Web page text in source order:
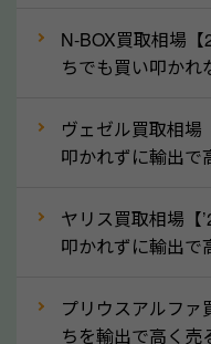
なら廃車の車も適正
拒否となった車も価
でも高価買取が可能
はWebで簡単にでき
実績」で確認できま
⑤車内の簡単な
しばらく乗っていな
N-BOX買取相場
ちでも買い叩かれ
ヴェゼル買取相場
叩かれずに輸出で
ヤリス買取相場【
叩かれずに輸出で
プリウスアルファ
ちを輸出で高く売